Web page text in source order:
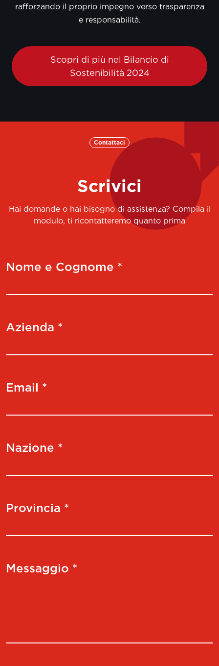
rafforzando il proprio impegno verso trasparenza
e responsabilità.
Scopri di più nel Bilancio di
Sostenibilità 2024
Contattaci
Scrivici
Hai domande o hai bisogno di assistenza? Compila il
modulo, ti ricontatteremo quanto prima
Nome e Cognome *
Azienda *
Email *
Nazione *
Provincia *
Messaggio *